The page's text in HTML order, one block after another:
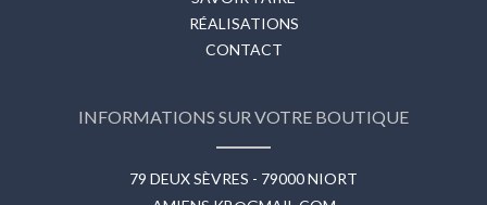
RÉALISATIONS
CONTACT
INFORMATIONS SUR VOTRE BOUTIQUE
79 DEUX SÈVRES - 79000 NIORT